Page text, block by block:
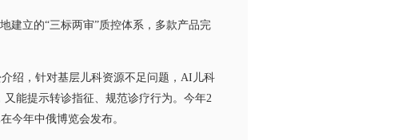
立的“三标两审”质控体系，多款产品完
绍，针对基层儿科资源不足问题，AI儿科
能提示转诊指征、规范诊疗行为。今年2
今年中俄博览会发布。